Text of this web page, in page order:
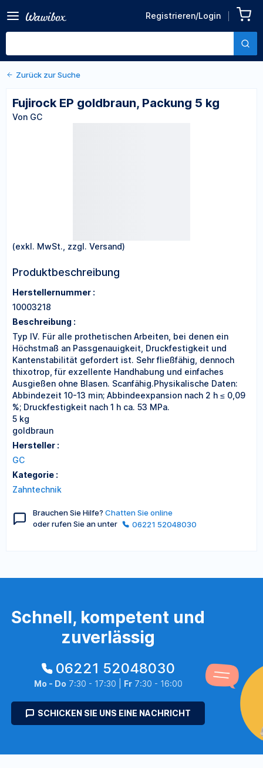
Registrieren/Login
Packung 5 kg
Von GC
Zurück zu den Produktdetails
Zurück zur Suche
Fujirock EP goldbraun, Packung 5 kg
Von GC
(exkl. MwSt., zzgl. Versand)
Produktbeschreibung
Herstellernummer :
10003218
Beschreibung :
Typ IV. Für alle prothetischen Arbeiten, bei denen ein
Höchstmaß an Passgenauigkeit, Druckfestigkeit und
Kantenstabilität gefordert ist. Sehr fließfähig, dennoch
thixotrop, für exzellente Handhabung und einfaches
Ausgießen ohne Blasen. Scanfähig.Physikalische Daten:
Abbindezeit 10-13 min; Abbindeexpansion nach 2 h ≤ 0,09
%; Druckfestigkeit nach 1 h ca. 53 MPa.
5 kg
goldbraun
Hersteller :
GC
Kategorie :
Zahntechnik
Brauchen Sie Hilfe? Chatten Sie online
oder rufen Sie an unter
06221 52048030
Schnell, kompetent und
zuverlässig
06221 52048030
Mo - Do 7:30 - 17:30 | Fr7:30 - 16:00
SCHICKEN SIE UNS EINE NACHRICHT